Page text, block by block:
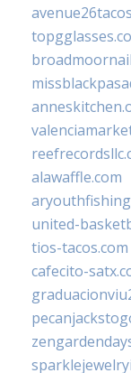
alawaffle.com
united-
tios-tacos.com
cafecito-